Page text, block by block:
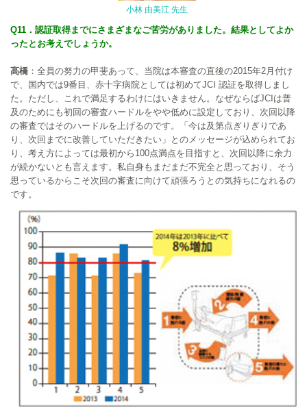
小林 由美江 先生
Q11．認証取得までにさまざまなご苦労がありました。結果としてよか
ったとお考えでしょうか。
高橋 ：全員の努力の甲斐あって、当院は本審査の直後の2015年2月付け
で、国内では9番目、赤十字病院としては初めてJCI 認証を取得しまし
た。ただし、これで満足するわけにはいきません。なぜならばJCIは普
及のためにも初回の審査ハードルをやや低めに設定しており、次回以降
の審査ではそのハードルを上げるのです。「今は及第点ぎりぎりであ
り、次回までに改善していただきたい」とのメッセージが込められてお
り、考え方によっては最初から100点満点を目指すと、次回以降に余力
が続かないとも言えます。私自身もまだまだ不完全と思っており、そう
思っているからこそ次回の審査に向けて頑張ろうとの気持ちになれるの
です。